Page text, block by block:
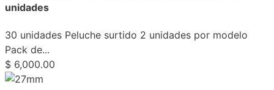
unidades
30 unidades Peluche surtido 2 unidades por modelo
Pack de...
$ 6,000.00